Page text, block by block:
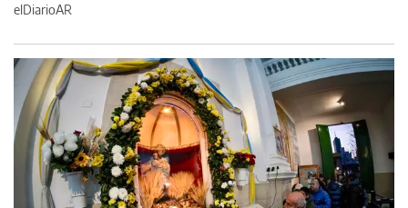
elDiarioAR